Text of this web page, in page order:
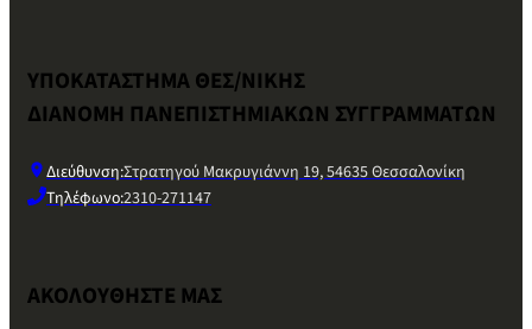
ΥΠΟΚΑΤΑΣΤΗΜΑ ΘΕΣ/ΝΙΚΗΣ
ΔΙΑΝΟΜΗ ΠΑΝΕΠΙΣΤΗΜΙΑΚΩΝ ΣΥΓΓΡΑΜΜΑΤΩΝ
Διεύθυνση:Στρατηγού Μακρυγιάννη 19, 54635 Θεσσαλονίκη
Τηλέφωνο:2310-271147
ΑΚΟΛΟΥΘΗΣΤΕ ΜΑΣ